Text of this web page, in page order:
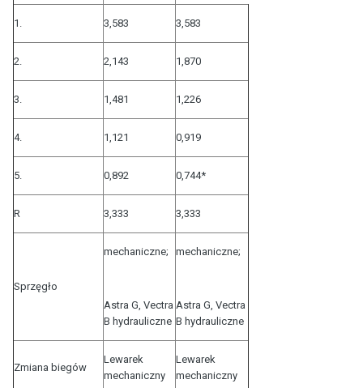
1. 3,583 3,583
2. 2,143 1,870
3. 1,481 1,226
4. 1,121 0,919
5. 0,892 0,744*
R 3,333 3,333
Sprzęgło
mechaniczne;
Astra G, Vectra
B hydrauliczne
mechaniczne;
Astra G, Vectra
B hydrauliczne
Zmiana biegów
Lewarek
mechaniczny
Lewarek
mechaniczny